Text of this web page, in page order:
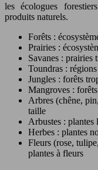
les écologues
produits naturels.
Forêts :
Prairies :
Savanes : prairies
Toundras :
Jungles : forêts
Mangroves :
Arbres (chêne,
taille
Arbustes : plantes
Herbes : plantes
Fleurs (rose,
plantes à fleurs